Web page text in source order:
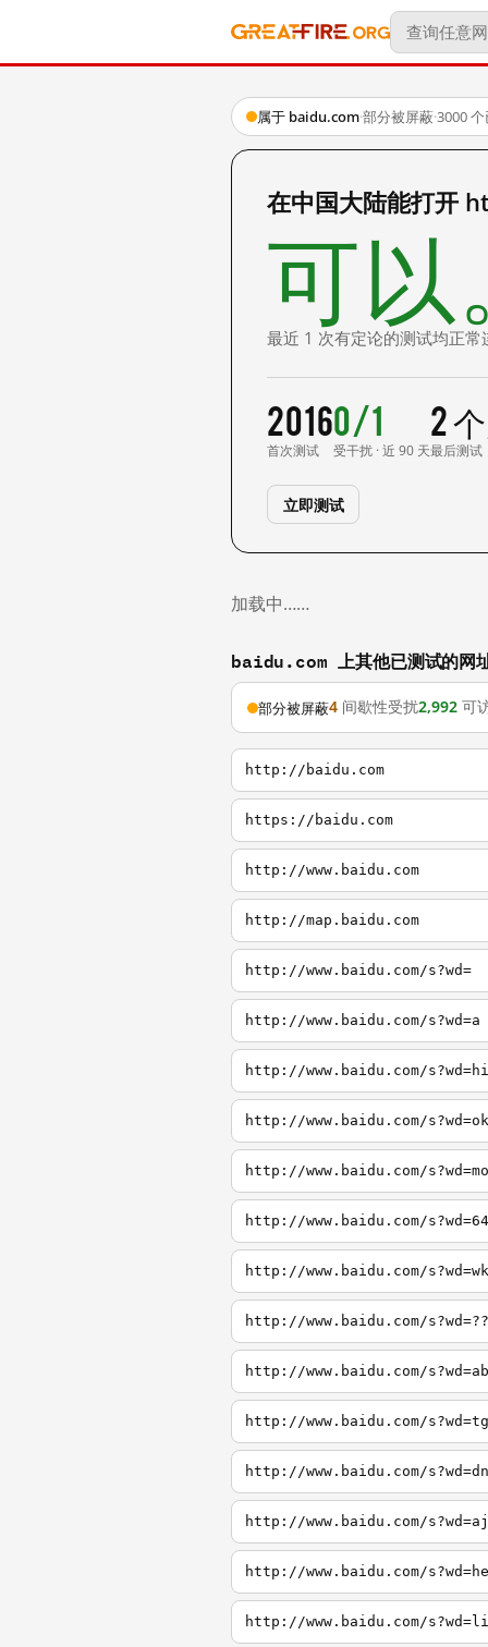
属于 baidu.com·部分被屏蔽·3000
在中国大陆能打开
可以
最近 1 次有定论的测试均正常
2016
首次测试
0/1
受干扰 · 近 90 天
2
最后测试
立即测试
加载中……
baidu.com 上其他已测试的网
部分被屏蔽4 间歇性受扰2,992 可
http://baidu.com
https://baidu.com
http://www.baidu.com
http://map.baidu.com
http://www.baidu.com/s?wd=
http://www.baidu.com/s?wd=a
http://www.baidu.com/s?wd=hi
http://www.baidu.com/s?wd=ok
http://www.baidu.com/s?wd=mo
http://www.baidu.com/s?wd=64
http://www.baidu.com/s?wd=wk
http://www.baidu.com/s?wd=??
http://www.baidu.com/s?wd=ab
http://www.baidu.com/s?wd=tg
http://www.baidu.com/s?wd=dn
http://www.baidu.com/s?wd=aj
http://www.baidu.com/
http://www.baidu.com/